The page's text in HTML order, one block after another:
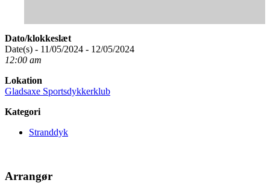
Dato/klokkeslæt
Date(s) - 11/05/2024 - 12/05/2024
12:00 am
Lokation
Gladsaxe Sportsdykkerklub
Kategori
Stranddyk
Arrangør